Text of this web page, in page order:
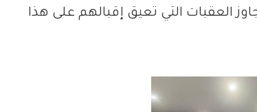
العقبات التي تعيق إقبالهم على هذا